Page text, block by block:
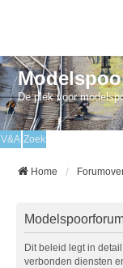
De plek voor
V&A Zoek
Home
Dit beleid legt in
verbonden diensten